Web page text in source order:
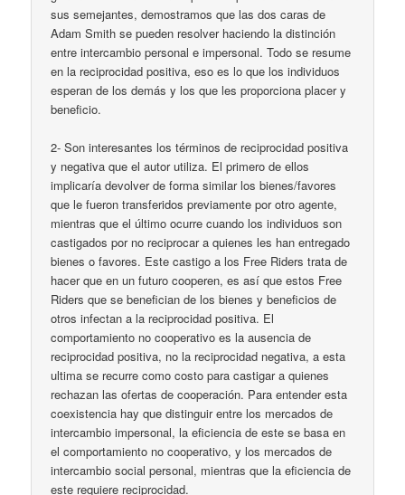
sus semejantes, demostramos que las dos caras de
Adam Smith se pueden resolver haciendo la distinción
entre intercambio personal e impersonal. Todo se resume
en la reciprocidad positiva, eso es lo que los individuos
esperan de los demás y los que les proporciona placer y
beneficio.
2- Son interesantes los términos de reciprocidad positiva
y negativa que el autor utiliza. El primero de ellos
implicaría devolver de forma similar los bienes/favores
que le fueron transferidos previamente por otro agente,
mientras que el último ocurre cuando los individuos son
castigados por no reciprocar a quienes les han entregado
bienes o favores. Este castigo a los Free Riders trata de
hacer que en un futuro cooperen, es así que estos Free
Riders que se benefician de los bienes y beneficios de
otros infectan a la reciprocidad positiva. El
comportamiento no cooperativo es la ausencia de
reciprocidad positiva, no la reciprocidad negativa, a esta
ultima se recurre como costo para castigar a quienes
rechazan las ofertas de cooperación. Para entender esta
coexistencia hay que distinguir entre los mercados de
intercambio impersonal, la eficiencia de este se basa en
el comportamiento no cooperativo, y los mercados de
intercambio social personal, mientras que la eficiencia de
este requiere reciprocidad.